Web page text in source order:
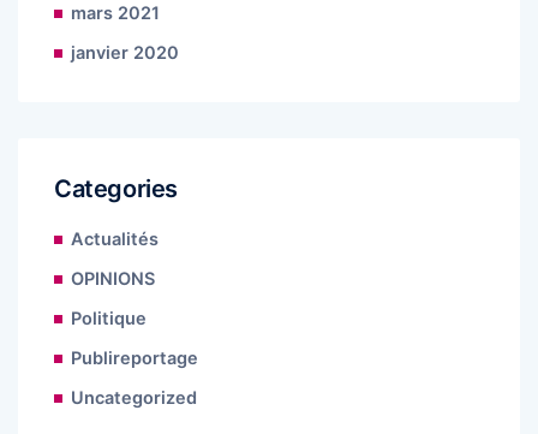
mars 2021
janvier 2020
Categories
Actualités
OPINIONS
Politique
Publireportage
Uncategorized